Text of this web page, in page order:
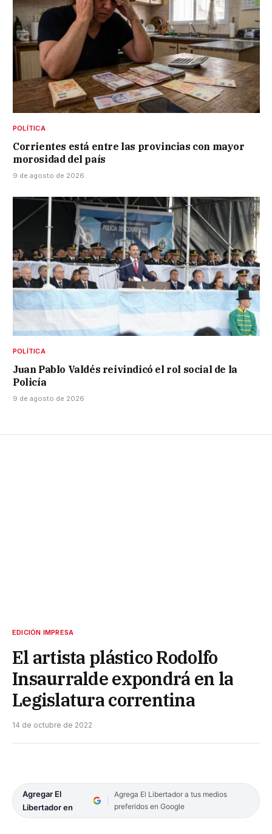
POLÍTICA
Corrientes está entre las provincias con mayor
morosidad del país
9 de agosto de 2026
POLÍTICA
Juan Pablo Valdés reivindicó el rol social de la
Policía
9 de agosto de 2026
EDICIÓN IMPRESA
El artista plástico Rodolfo
Insaurralde expondrá en la
Legislatura correntina
14 de octubre de 2022
Agregar El
Libertador en
Agrega El Libertador a tus medios
preferidos en Google